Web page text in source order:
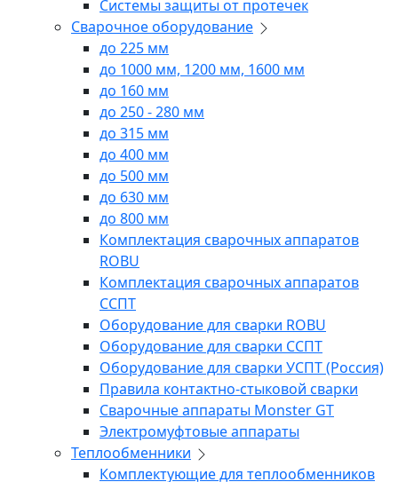
Системы защиты от протечек
Сварочное оборудование
до 225 мм
до 1000 мм, 1200 мм, 1600 мм
до 160 мм
до 250 - 280 мм
до 315 мм
до 400 мм
до 500 мм
до 630 мм
до 800 мм
Комплектация сварочных аппаратов
ROBU
Комплектация сварочных аппаратов
ССПТ
Оборудование для сварки ROBU
Оборудование для сварки ССПТ
Оборудование для сварки УСПТ (Россия)
Правила контактно-стыковой сварки
Сварочные аппараты Monster GT
Электромуфтовые аппараты
Теплообменники
Комплектующие для теплообменников